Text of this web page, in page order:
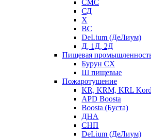
СМС
СД
Х
ВС
DeLium (ДеЛиум)
Д, 1Д, 2Д
Пищевая
Бурун СХ
Ш пищевые
Пожаротушение
KR, KRM, KRL
APD Boosta
Boosta (Буста)
ДНА
СНП
DeLium (ДеЛиум)